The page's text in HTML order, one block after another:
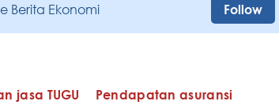
Berita Ekonomi Follow
jasa TUGU Pendapatan asuransi